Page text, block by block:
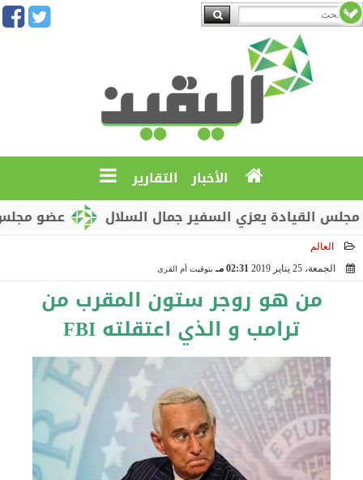
الأخبار التقارير
عضو مجلس
يعزي السفير جمال السلال
العالم
الجمعة، 25 يناير 2019
02:31 مـ بتوقيت أم القرى
من هو روجر ستون المقرب من
ترامب و الذي اعتقلته FBI